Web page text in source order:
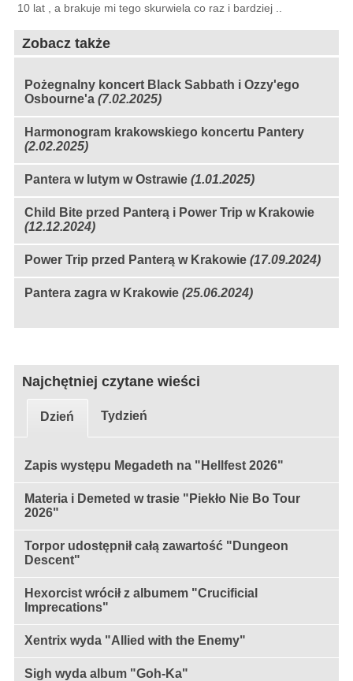
10 lat , a brakuje mi tego skurwiela co raz i bardziej ..
Zobacz także
Pożegnalny koncert Black Sabbath i Ozzy'ego
Osbourne'a (7.02.2025)
Harmonogram krakowskiego koncertu Pantery
(2.02.2025)
Pantera w lutym w Ostrawie (1.01.2025)
Child Bite przed Panterą i Power Trip w Krakowie
(12.12.2024)
Power Trip przed Panterą w Krakowie (17.09.2024)
Pantera zagra w Krakowie (25.06.2024)
Najchętniej czytane wieści
Dzień Tydzień
Zapis występu Megadeth na "Hellfest 2026"
Materia i Demeted w trasie "Piekło Nie Bo Tour
2026"
Torpor udostępnił całą zawartość "Dungeon
Descent"
Hexorcist wrócił z albumem "Crucificial
Imprecations"
Xentrix wyda "Allied with the Enemy"
Sigh wyda album "Goh-Ka"